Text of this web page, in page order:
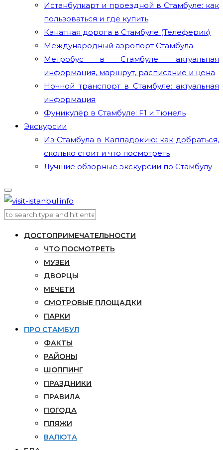
Истанбулкарт и проездной в Стамбуле: как
пользоваться и где купить
Канатная дорога в Стамбуле (Телеферик)
Международный аэропорт Стамбула
Метробус в Стамбуле: актуальная
информация, маршрут, расписание и цена
Ночной транспорт в Стамбуле: актуальная
информация
Фуникулёр в Стамбуле: F1 и Тюнель
Экскурсии
Из Стамбула в Каппадокию: как добраться,
сколько стоит и что посмотреть
Лучшие обзорные экскурсии по Стамбулу
ДОСТОПРИМЕЧАТЕЛЬНОСТИ
ЧТО ПОСМОТРЕТЬ
МУЗЕИ
ДВОРЦЫ
МЕЧЕТИ
СМОТРОВЫЕ ПЛОЩАДКИ
ПАРКИ
ПРО СТАМБУЛ
ФАКТЫ
РАЙОНЫ
ШОППИНГ
ПРАЗДНИКИ
ПРАВИЛА
ПОГОДА
ПЛЯЖИ
ВАЛЮТА